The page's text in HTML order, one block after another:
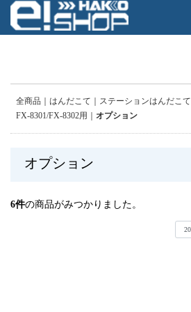
全商品 はんだこて ステーションはんだこて
FX-8301/FX-8302用
オプション
オプション
6件の商品がみつかりました。